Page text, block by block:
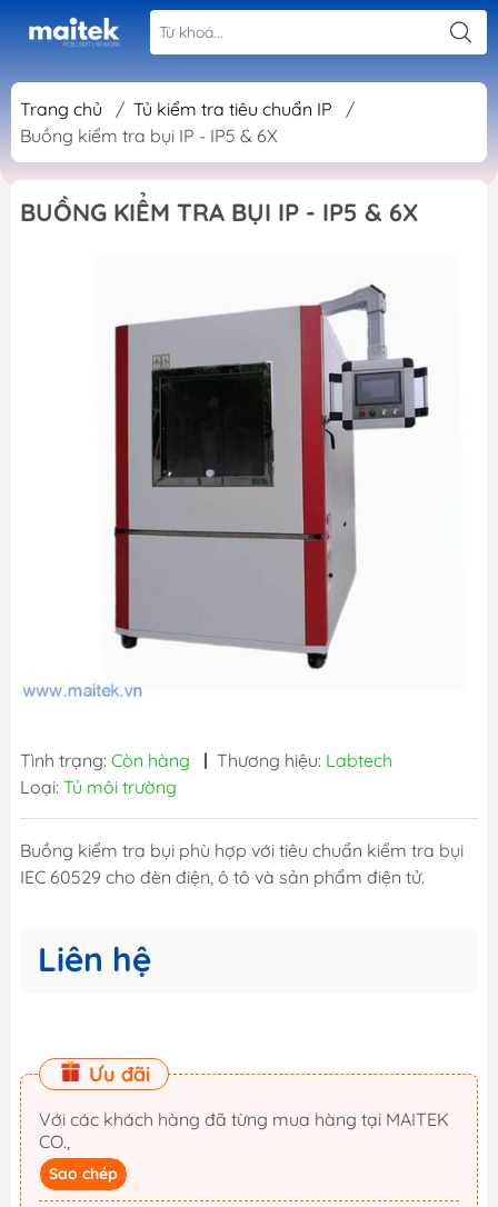
Trang chủ / Tủ kiểm tra tiêu chuẩn IP
/
Buồng kiểm tra bụi IP - IP5 & 6X
BUỒNG KIỂM TRA BỤI IP - IP5 & 6X
Tình trạng: Còn hàng | Thương hiệu: Labtech
Loại: Tủ môi trường
Buồng kiểm tra bụi phù hợp với tiêu chuẩn kiểm tra bụi
IEC 60529 cho đèn điện, ô tô và sản phẩm điện tử.
Liên hệ
Ưu đãi
Với các khách hàng đã từng mua hàng tại MAITEK
CO.,
Sao chép